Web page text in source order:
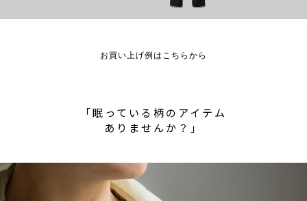
お買い上げ例はこちらから
「眠っている柄のアイテム
ありませんか？」